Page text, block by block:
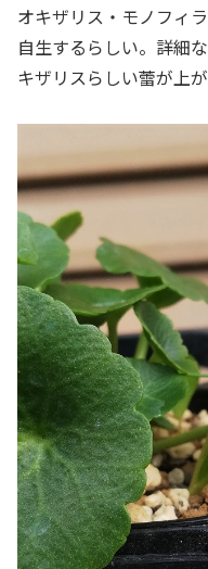
オキザリス・モノフィ
自生するらしい。詳細
キザリスらしい蕾が上が